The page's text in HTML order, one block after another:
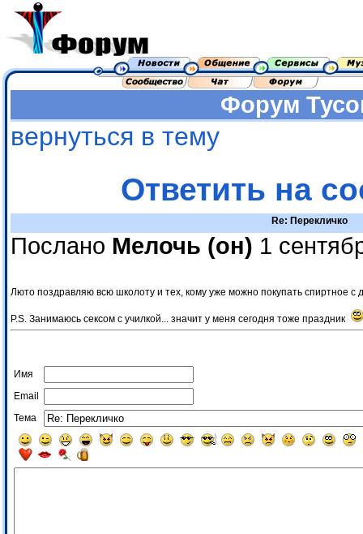
Форум
вернуться в тему
Ответить на
Re: Перекличко
Послано Мелочь (он) 1
Люто поздравляю всю школоту и тех, кому уже можно покупать спиртное с
P.S. Занимаюсь сексом с училкой... значит у меня сегодня тоже праздник
Имя
Email
Тема